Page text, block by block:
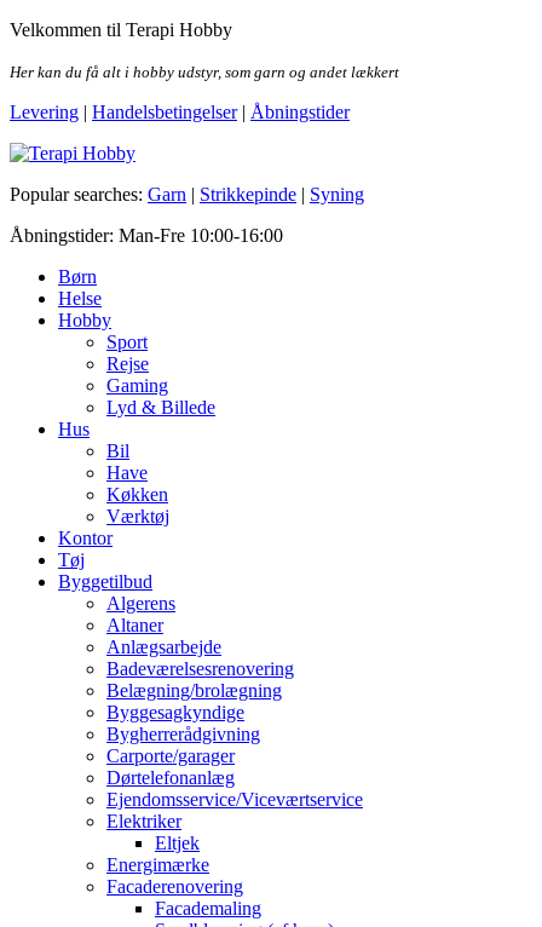
Skip
the
Velkommen til Terapi Hobby
Her kan du få alt i hobby udstyr, som garn og andet lækkert
Levering | Handelsbetingelser| Åbningstider
Terapi Hobby
Popular searches: Garn | Strikkepinde | Syning
Åbningstider: Man-Fre 10:00-16:00
Børn
Helse
Hobby
Sport
Rejse
Gaming
Lyd & Billede
Hus
Bil
Have
Køkken
Værktøj
Kontor
Tøj
Byggetilbud
Algerens
Altaner
Anlægsarbejde
Badeværelsesrenovering
Belægning/brolægning
Byggesagkyndige
Bygherrerådgivning
Carporte/garager
Dørtelefonanlæg
Ejendomsservice/Viceværtservice
Elektriker
Eltjek
Energimærke
Facaderenovering
Facademaling